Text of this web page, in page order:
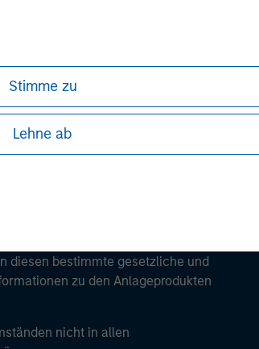
Stimme zu
Lehne ab
diesen bestimmte gesetzliche und
zu den Anlageprodukten
nicht in allen